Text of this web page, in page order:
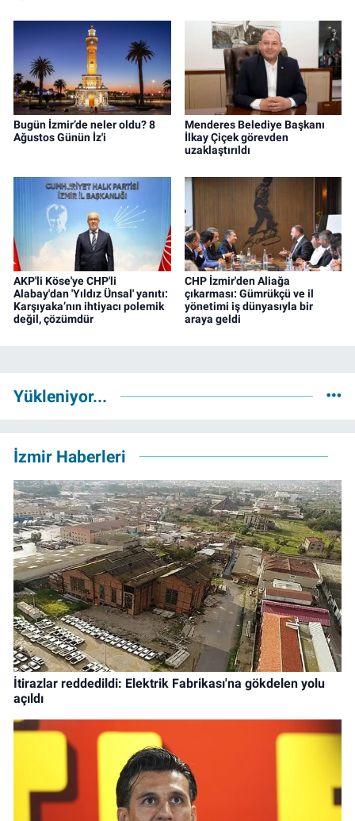
Bugün İzmir’de neler oldu? 8
Ağustos Günün İz'i
Menderes Belediye Başkanı
İlkay Çiçek görevden
uzaklaştırıldı
AKP'li Köse'ye CHP'li
Alabay'dan 'Yıldız Ünsal' yanıtı:
Karşıyaka’nın ihtiyacı polemik
değil, çözümdür
CHP İzmir'den Aliağa
çıkarması: Gümrükçü ve il
yönetimi iş dünyasıyla bir
araya geldi
Yükleniyor...
İzmir Haberleri
İtirazlar reddedildi: Elektrik Fabrikası'na gökdelen yolu
açıldı